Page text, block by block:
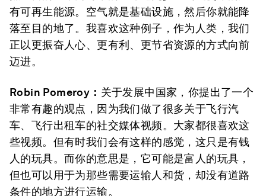
有可再生能源。空气就是基础设施，然后你就能降
落至目的地了。我喜欢这种例子，作为人类，我们
正以更振奋人心、更有利、更节省资源的方式向前
迈进。
Robin Pomeroy ： 关于发展中国家，你提出了一个
非常有趣的观点，因为我们做了很多关于飞行汽
车、飞行出租车的社交媒体视频。大家都很喜欢这
些视频。但有时我们会有这样的感觉，这只是有钱
人的玩具。而你的意思是，它可能是富人的玩具，
但也可以用于为那些需要运输人和货，却没有道路
条件的地方进行运输。